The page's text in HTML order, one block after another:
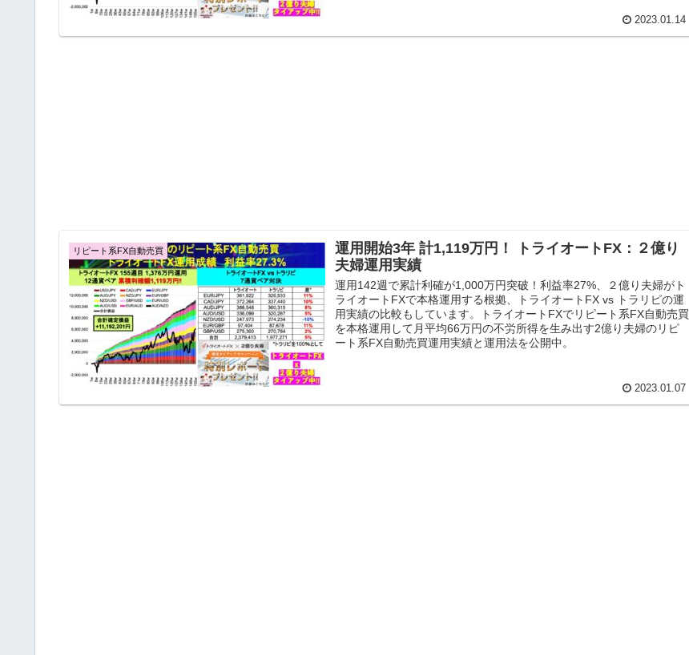
2023.01.14
リピート系FX自動売買
運用開始3年 計1,119万円！ トライオートFX：２億り
夫婦運用実績
運用142週で累計利確が1,000万円突破！利益率27%、２億り夫婦がト
ライオートFXで本格運用する根拠、トライオートFX vs トラリピの運
用実績の比較もしています。トライオートFXでリピート系FX自動売買
を本格運用して月平均66万円の不労所得を生み出す2億り夫婦のリピ
ート系FX自動売買運用実績と運用法を公開中。
2023.01.07